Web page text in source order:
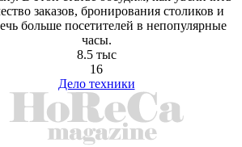
заказов, бронирования столиков и
больше посетителей в непопулярные
часы.
8.5 тыс
16
Дело техники